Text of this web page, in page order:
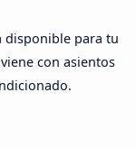
disponible para tu
con asientos